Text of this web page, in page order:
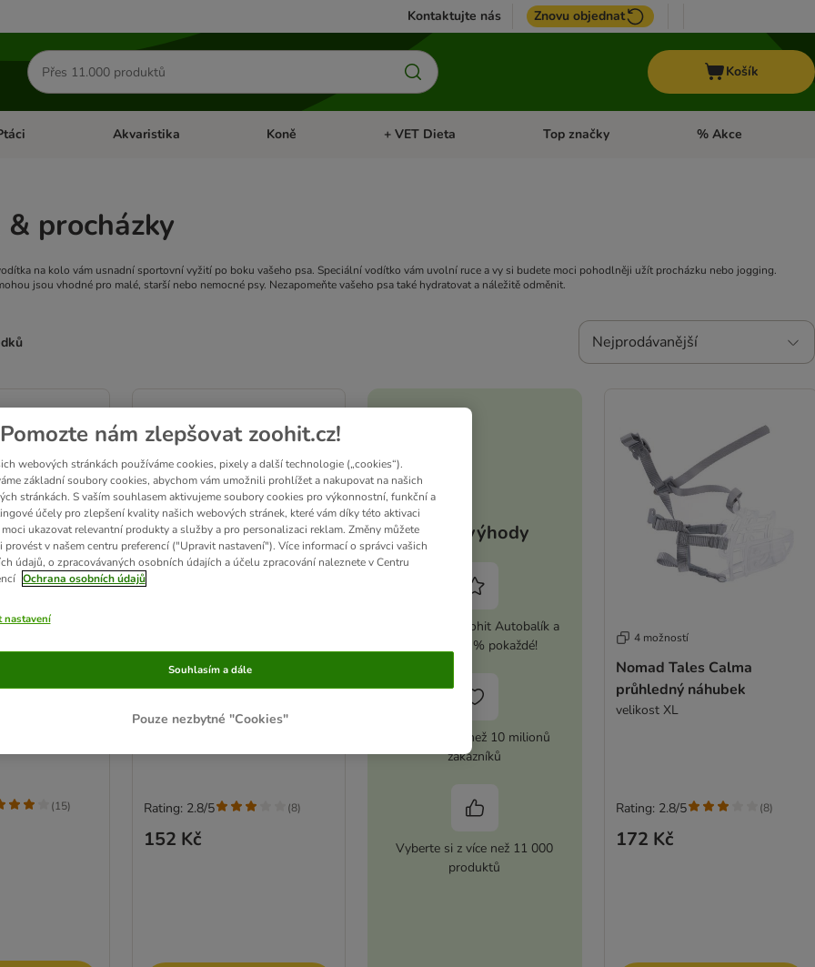
Kontaktujte nás Znovu objednat
Hledat
produkty
Košík
menu: Malá zvířataOtevřít menu: Ptáci
Akvaristika Otevřít menu: Akvaristika
Koně Otevřít menu: Koně
+ VET Dieta Otevřít menu: + VET Dieta
Top značky Otevřít menu: Top
% Akce
& procházky
na kolo vám usnadní sportovní vyžití po boku vašeho psa. Speciální vodítko vám uvolní ruce a vy si budete moci pohodlněji užít procházku nebo jogging.
jsou vhodné pro malé, starší nebo nemocné psy. Nezapomeňte vašeho psa také hydratovat a náležitě odměnit.
Nejprodávanější
vodítko
(15)
Nomad Tales Calma
průhledný náhubek
velikost L
152 Kč
Rating: 2.8/5 (8)
Vaše výhody
Aktivujte si zoohit Autobalík a
ušetřete 5 % pokaždé!
Důvěra více než 10 milionů
zákazníků
Vyberte si z více než 11 000
produktů
4 možností
Nomad Tales Calma
průhledný náhubek
velikost XL
172 Kč
Rating: 2.8/5 (8)
Pomozte nám zlepšovat zoohit.cz!
webových stránkách používáme cookies, pixely a další technologie („cookies“).
základní soubory cookies, abychom vám umožnili prohlížet a nakupovat na našich
stránkách. S vaším souhlasem aktivujeme soubory cookies pro výkonnostní, funkční a
účely pro zlepšení kvality našich webových stránek, které vám díky této aktivaci
ukazovat relevantní produkty a služby a pro personalizaci reklam. Změny můžete
provést v našem centru preferencí ("Upravit nastavení"). Více informací o správci vašich
údajů, o zpracovávaných osobních údajích a účelu zpracování naleznete v Centru
Ochrana osobních údajů
nastavení
Pouze nezbytné "Cookies"
Souhlasím a dále